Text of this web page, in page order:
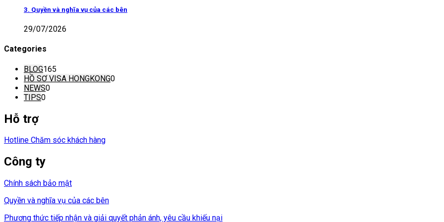
3. Quyền và nghĩa vụ của các bên
29/07/2026
Categories
BLOG165
HỒ SƠ VISA HONGKONG0
NEWS0
TIPS0
Hỗ trợ
Hotline Chăm sóc khách hàng
Công ty
Chính sách bảo mật
Quyền và nghĩa vụ của các bên
Phương thức tiếp nhận và giải quyết phản ánh, yêu cầu khiếu nại